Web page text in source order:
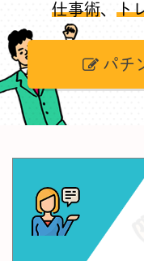
仕事術、 ト
パチ